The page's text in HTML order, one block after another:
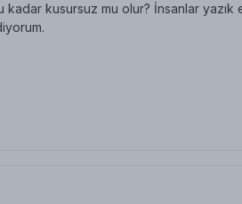
kusursuz mu olur? İnsanlar